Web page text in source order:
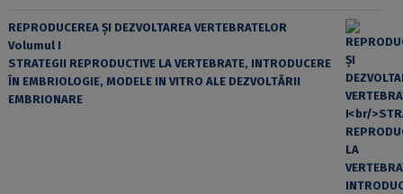
REPRODUCEREA ȘI DEZVOLTAREA VERTEBRATELOR
Volumul I
STRATEGII REPRODUCTIVE LA VERTEBRATE, INTRODUCERE
ÎN EMBRIOLOGIE, MODELE IN VITRO ALE DEZVOLTĂRII
EMBRIONARE